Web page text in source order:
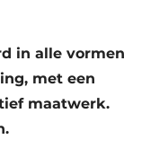
in alle vormen
met een
maatwerk.